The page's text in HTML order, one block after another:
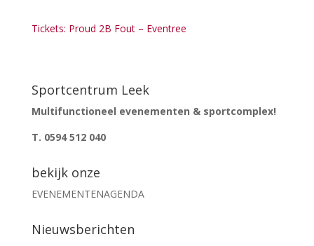
Tickets: Proud 2B Fout – Eventree
Sportcentrum Leek
Multifunctioneel evenementen & sportcomplex!
T. 0594 512 040
bekijk onze
EVENEMENTENAGENDA
Nieuwsberichten